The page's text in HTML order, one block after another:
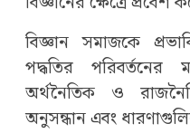
বিজ্ঞান সমাজকে
পদ্ধতির
অর্থনৈতিক ও
অনুসন্ধান এবং